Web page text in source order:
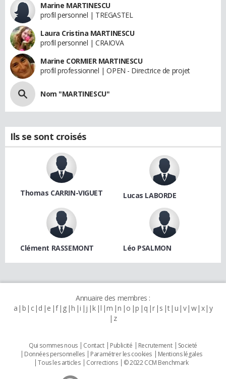
Marine MARTINESCU
profil personnel | TREGASTEL
Laura Cristina MARTINESCU
profil personnel | CRAIOVA
Marine CORMIER MARTINESCU
profil professionnel | OPEN - Directrice de projet
Nom "MARTINESCU"
Ils se sont croisés
Thomas CARRIN-VIGUET Lucas LABORDE
Clément RASSEMONT Léo PSALMON
Annuaire des membres :
a b c d e f g h i j k l m n o p q r s t u v w x y
z
Qui sommes nous Contact Publicité Recrutement
Societé
Données personnelles
Paramétrer les cookies
Mentions légales
Tous les articles
Corrections © 2022 CCM Benchmark